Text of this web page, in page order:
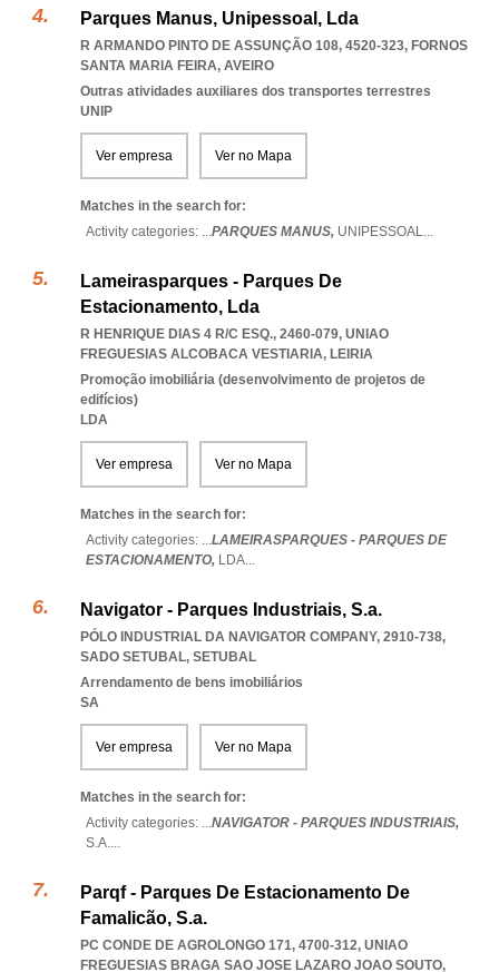
Parques Manus, Unipessoal, Lda
R ARMANDO PINTO DE ASSUNÇÃO 108, 4520-323, FORNOS
SANTA MARIA FEIRA, AVEIRO
Outras atividades auxiliares dos transportes terrestres
UNIP
Ver empresa Ver no Mapa
Matches in the search for:
Activity categories: ...PARQUES MANUS, UNIPESSOAL...
Lameirasparques - Parques De
Estacionamento, Lda
R HENRIQUE DIAS 4 R/C ESQ., 2460-079, UNIAO
FREGUESIAS ALCOBACA VESTIARIA, LEIRIA
Promoção imobiliária (desenvolvimento de projetos de
edifícios)
LDA
Ver empresa Ver no Mapa
Matches in the search for:
Activity categories: ...LAMEIRASPARQUES - PARQUES DE
ESTACIONAMENTO, LDA...
Navigator - Parques Industriais, S.a.
PÓLO INDUSTRIAL DA NAVIGATOR COMPANY, 2910-738,
SADO SETUBAL, SETUBAL
Arrendamento de bens imobiliários
SA
Ver empresa Ver no Mapa
Matches in the search for:
Activity categories: ...NAVIGATOR - PARQUES INDUSTRIAIS,
S.A....
Parqf - Parques De Estacionamento De
Famalicão, S.a.
PC CONDE DE AGROLONGO 171, 4700-312, UNIAO
FREGUESIAS BRAGA SAO JOSE LAZARO JOAO SOUTO,